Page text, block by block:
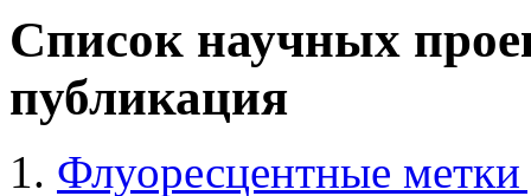
Список научных
публикация
Флуоресцентные